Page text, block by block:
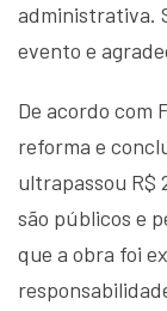
administrativa.
evento e
De acordo com
reforma e
ultrapassou R$
são públicos e
que a obra foi